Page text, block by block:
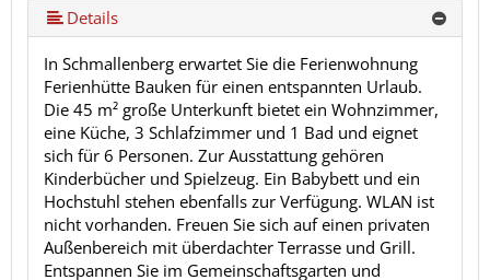
Details
In Schmallenberg erwartet Sie die Ferienwohnung
Ferienhütte Bauken für einen entspannten Urlaub.
Die 45 m² große Unterkunft bietet ein Wohnzimmer,
eine Küche, 3 Schlafzimmer und 1 Bad und eignet
sich für 6 Personen. Zur Ausstattung gehören
Kinderbücher und Spielzeug. Ein Babybett und ein
Hochstuhl stehen ebenfalls zur Verfügung. WLAN ist
nicht vorhanden. Freuen Sie sich auf einen privaten
Außenbereich mit überdachter Terrasse und Grill.
Entspannen Sie im Gemeinschaftsgarten und